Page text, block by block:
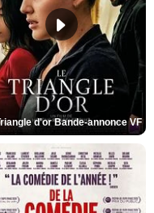
d'or Bande-annonce VF